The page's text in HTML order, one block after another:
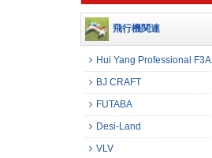
飛行機関連
Hui Yang Professional F3A
BJ CRAFT
FUTABA
Desi-Land
VLV